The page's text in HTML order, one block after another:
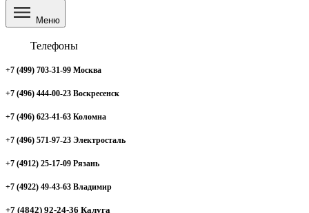
Меню
Телефоны
+7 (499) 703-31-99 Москва
+7 (496) 444-00-23 Воскресенск
+7 (496) 623-41-63 Коломна
+7 (496) 571-97-23 Электросталь
+7 (4912) 25-17-09 Рязань
+7 (4922) 49-43-63 Владимир
+7 (4842) 92-24-36 Калуга